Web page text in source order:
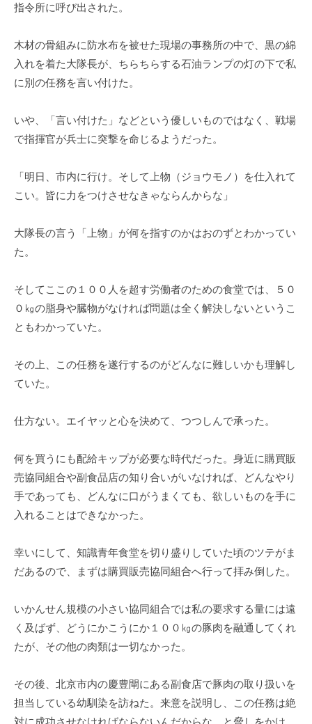
指令所に呼び出された。
木材の骨組みに防水布を被せた現場の事務所の中で、黒の綿
入れを着た大隊長が、ちらちらする石油ランプの灯の下で私
に別の任務を言い付けた。
いや、「言い付けた」などという優しいものではなく、戦場
で指揮官が兵士に突撃を命じるようだった。
「明日、市内に行け。そして上物（ジョウモノ）を仕入れて
こい。皆に力をつけさせなきゃならんからな」
大隊長の言う「上物」が何を指すのかはおのずとわかってい
た。
そしてここの１００人を超す労働者のための食堂では、５０
０㎏の脂身や臓物がなければ問題は全く解決しないというこ
ともわかっていた。
その上、この任務を遂行するのがどんなに難しいかも理解し
ていた。
仕方ない。エイヤッと心を決めて、つつしんで承った。
何を買うにも配給キップが必要な時代だった。身近に購買販
売協同組合や副食品店の知り合いがいなければ、どんなやり
手であっても、どんなに口がうまくても、欲しいものを手に
入れることはできなかった。
幸いにして、知識青年食堂を切り盛りしていた頃のツテがま
だあるので、まずは購買販売協同組合へ行って拝み倒した。
いかんせん規模の小さい協同組合では私の要求する量には遠
く及ばず、どうにかこうにか１００㎏の豚肉を融通してくれ
たが、その他の肉類は一切なかった。
その後、北京市内の慶豊閘にある副食店で豚肉の取り扱いを
担当している幼馴染を訪ねた。来意を説明し、この任務は絶
対に成功させなければならないんだからな、と脅しをかけ